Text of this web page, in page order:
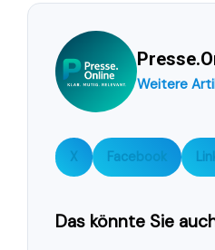
Weitere
X Facebook
Das könnte Sie